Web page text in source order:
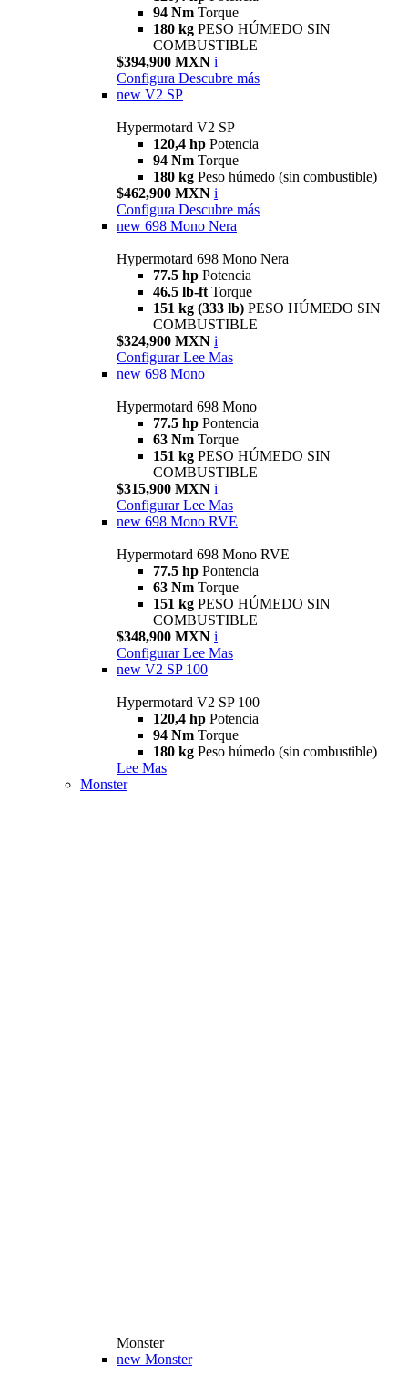
94 Nm Torque
180 kg PESO HÚMEDO SIN
COMBUSTIBLE
$394,900 MXN i
Configura Descubre más
new V2 SP
Hypermotard V2 SP
120,4 hp Potencia
94 Nm Torque
180 kg Peso húmedo (sin combustible)
$462,900 MXN i
Configura Descubre más
new 698 Mono Nera
Hypermotard 698 Mono Nera
77.5 hp Potencia
46.5 lb-ft Torque
151 kg (333 lb) PESO HÚMEDO SIN
COMBUSTIBLE
$324,900 MXN i
Configurar Lee Mas
new 698 Mono
Hypermotard 698 Mono
77.5 hp Pontencia
63 Nm Torque
151 kg PESO HÚMEDO SIN
COMBUSTIBLE
$315,900 MXN i
Configurar Lee Mas
new 698 Mono RVE
Hypermotard 698 Mono RVE
77.5 hp Pontencia
63 Nm Torque
151 kg PESO HÚMEDO SIN
COMBUSTIBLE
$348,900 MXN i
Configurar Lee Mas
new V2 SP 100
Hypermotard V2 SP 100
120,4 hp Potencia
94 Nm Torque
180 kg Peso húmedo (sin combustible)
Lee Mas
Monster
Monster
new Monster